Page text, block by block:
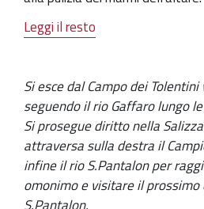
Leggi il resto
Si esce dal Campo dei
seguendo il rio Gaffaro lungo
Si prosegue diritto nella
attraversa sulla destra il
infine il rio S.Pantalon per
omonimo e visitare il prossimo